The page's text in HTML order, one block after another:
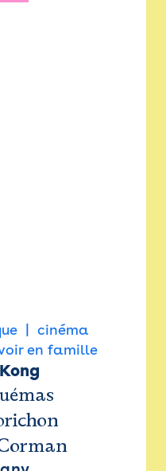
cinéma
en famille